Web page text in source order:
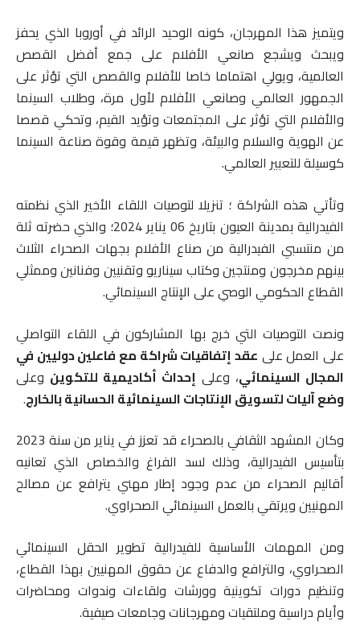
ويتميز هذا المهرجان، كونه الوحيد الرائد في أوروبا الذي يحفز
ويبحث ويشجع صانعي الأفلام على جمع أفضل القصص
العالمية، ويولي اهتماما خاصا للأفلام والقصص التي تؤثر على
الجمهور العالمي وصانعي الأفلام لأول مرة، وطلاب السينما
والأفلام التي تؤثر على المجتمعات وتؤيد القيم، وتحكي قصصا
عن الهوية والسلام والبيئة، وتظهر قيمة وقوة صناعة السينما
كوسيلة للتعبير العالمي.
وتأتي هذه الشراكة ؛ تنزيلا لتوصيات اللقاء الأخير الذي نظمته
الفيدرالية بمدينة العيون بتاريخ 06 يناير 2024؛ والذي حضرته ثلة
من منتسبي الفيدرالية من صناع الأفلام بجهات الصحراء الثلاث
بينهم مخرجون ومنتجين وكتاب سيناريو وتقنيين وفنانين وممثلي
القطاع الحكومي الوصي على الإنتاج السينمائي.
ونصت التوصيات التي خرج بها المشاركون في اللقاء التواصلي
على العمل على عقد إتفاقيات شراكة مع فاعلين دوليين في
المجال السينمائي، وعلى إحداث أكاديمية للتكوين وعلى
وضع آليات لتسويق الإنتاجات السينمائية الحسانية بالخارج.
وكان المشهد الثقافي بالصحراء قد تعزز في يناير من سنة 2023
بتأسيس الفيدرالية، وذلك لسد الفراغ والخصاص الذي تعانيه
أقاليم الصحراء من عدم وجود إطار مهني يترافع عن مصالح
المهنيين ويرتقي بالعمل السينمائي الصحراوي.
ومن المهمات الأساسية للفيدرالية تطوير الحقل السينمائي
الصحراوي، والترافع والدفاع عن حقوق المهنيين بهذا القطاع،
وتنظيم دورات تكوينية وورشات ولقاءات وندوات ومحاضرات
وأيام دراسية وملتقيات ومهرجانات وجامعات صيفية.